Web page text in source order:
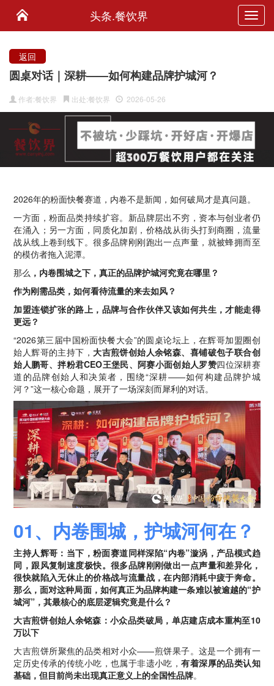
头条.餐饮界
返回
圆桌对话｜深耕——如何构建品牌护城河？
作者:餐饮界 出处:餐饮界 2026-05-26
2026年的粉面快餐赛道，内卷不是新闻，如何破局才是真问题。
一方面，粉面品类持续扩容。新品牌层出不穷，资本与创业者仍
在涌入；另一方面，同质化加剧，价格战从街头打到商圈，流量
战从线上卷到线下。很多品牌刚刚跑出一点声量，就被蜂拥而至
的模仿者拖入泥潭。
那么 ，内卷围城之下，真正的品牌护城河究竟在哪里？
作为刚需品类，如何看待流量的来去如风？
加盟连锁扩张的路上，品牌与合作伙伴又该如何共生，才能走得
更远？
“2026第三届中国粉面快餐大会”的圆桌论坛上，在辉哥加盟圈创
始人辉哥的主持下， 大吉煎饼创始人余铭森、喜铺破包子联合创
始人鹏哥、拌粉君CEO王堡民、阿赛小面创始人罗赞四位深耕赛
道的品牌创始人和决策者，围绕“深耕——如何构建品牌护城
河？”这一核心命题，展开了一场深刻而犀利的对话。
01、内卷围城，护城河何在？
主持人辉哥：当下，粉面赛道同样深陷“内卷”漩涡，产品模式趋
同，跟风复制速度极快。很多品牌刚刚做出一点声量和差异化，
很快就陷入无休止的价格战与流量战，在内部消耗中疲于奔命。
那么，面对这种局面，如何真正为品牌构建一条难以被逾越的“护
城河”，其最核心的底层逻辑究竟是什么？
大吉煎饼创始人余铭森：小众品类破局，单店建店成本重构至10
万以下
大吉煎饼所聚焦的品类相对小众——煎饼果子。这是一个拥有一
定历史传承的传统小吃，也属于非遗小吃，有着深厚的品类认知
基础，但目前尚未出现真正意义上的全国性品牌。